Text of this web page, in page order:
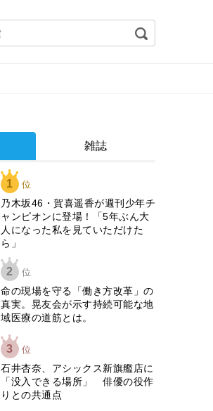
雑誌
1 位
乃木坂46・賀喜遥香が週刊少年チ
ャンピオンに登場！「5年ぶん大
人になった私を見ていただけた
ら」
2 位
​命の現場を守る「働き方改革」の
真実。晃友会が示す持続可能な地
域医療の道筋とは。
3 位
石井杏奈、アシックス新旗艦店に
「没入できる場所」 俳優の役作
りとの共通点